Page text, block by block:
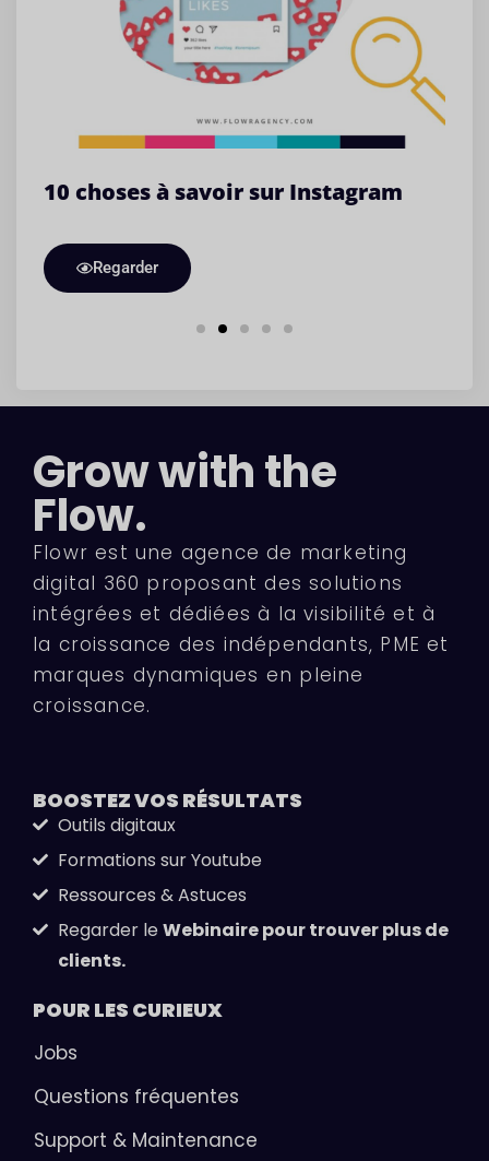
10 choses à savoir sur Instagram
Regarder
Grow with the
Flow.
Flowr est une agence de marketing
digital 360 proposant des solutions
intégrées et dédiées à la visibilité et à
la croissance des indépendants, PME et
marques dynamiques en pleine
croissance.
POUR LES CURIEUX
Jobs
Questions fréquentes
Support & Maintenance
BOOSTEZ VOS RÉSULTATS
Outils digitaux
Formations sur Youtube
Ressources & Astuces
Regarder leWebinaire pour trouver plus de
clients.